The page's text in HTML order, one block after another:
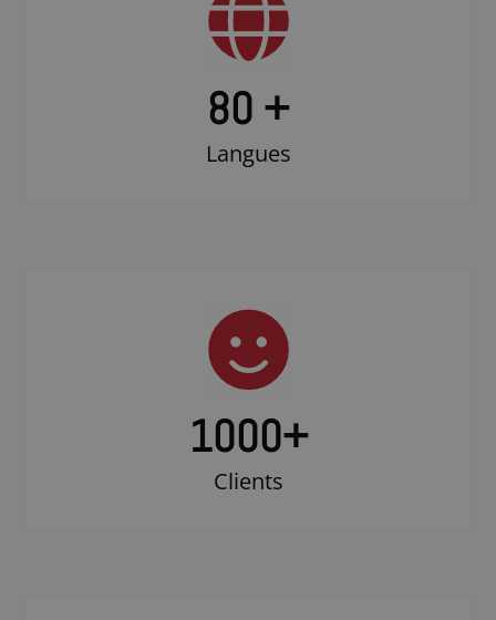
80 +
Langues
1000+
Clients